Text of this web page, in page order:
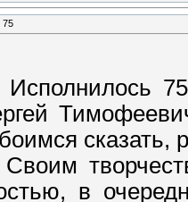
сказать,
в